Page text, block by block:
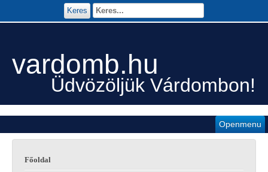
vardomb.hu
Üdvözöljük Várdombon!
Openmenu
Keres
Főoldal